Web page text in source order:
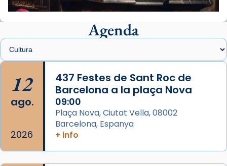
📸 J. Merino
de Barcelona.
2 weeks ago
Aquest dilluns, 27 de juliol, ha tingut lloc la
missa d’acció de gràcies en agraïment al
comitè organitzador de la visita apostòlica
col·laboradors, a la Catedral de Barcelona.
Agenda
12
ago.
2026
437 Festes de Sant Roc de
Barcelona a la plaça Nova
09:00
Plaça Nova, Ciutat Vella, 08002
Barcelona, Espanya
+ info